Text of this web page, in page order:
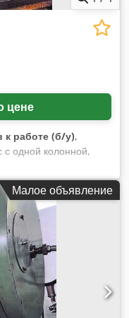
цене
к работе (б/у),
с одной колонной,
63 т, вылет: 250 мм,
количество
(X/Y): 710 мм/500 мм,
регулировка
между столом
экран в
кг. Осмотр
Малое объявление